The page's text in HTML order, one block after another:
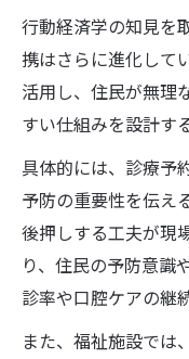
行動経済学の知見を
携はさらに進化して
活用し、住民が無理
すい仕組みを設計す
具体的には、診療予
予防の重要性を伝え
後押しする工夫が現
り、住民の予防意識
診率や口腔ケアの継
また、福祉施設では